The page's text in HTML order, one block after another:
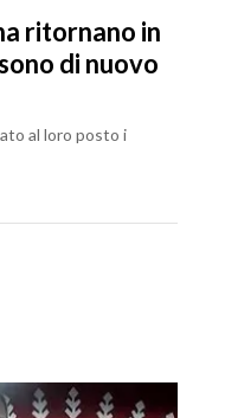
ritornano in
di nuovo
al loro posto i